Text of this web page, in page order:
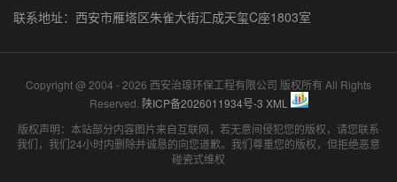
联系地址：西安市雁塔区朱雀大街汇成天玺C座1803室
Copyright @ 2004 - 2026 西安治瑔环保工程有限公司 版权所有 All Rights
Reserved. 陕ICP备2026011934号-3 XML
版权声明：本站部分内容图片来自互联网，若无意间侵犯您的版权，请您联系
我们，我们24小时内删除并诚恳的向您道歉。我们尊重您的版权，但拒绝恶意
碰瓷式维权